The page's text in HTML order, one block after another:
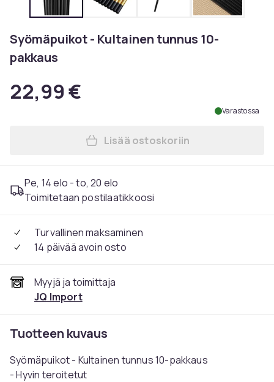
Syömäpuikot - Kultainen tunnus 10-
pakkaus
22,99 €
Varastossa
Lisää Syömäpuikot -
Lisää ostoskoriin
Pe, 14 elo - to, 20 elo
Toimitetaan postilaatikkoosi
Turvallinen maksaminen
14 päivää avoin osto
Myyjä ja toimittaja
JQ Import
Tuotteen kuvaus
Syömäpuikot - Kultainen tunnus 10-pakkaus
- Hyvin teroitetut